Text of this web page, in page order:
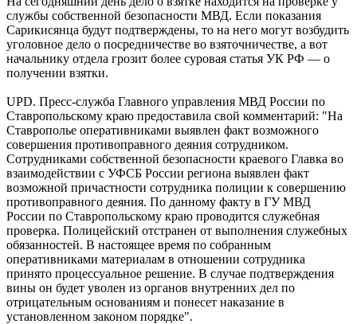
службы собственной безопасности МВД. Если показания
Сарикисянца будут подтверждены, то на него могут возбудить
уголовное дело о посредничестве во взяточничестве, а вот
начальнику отдела грозит более суровая статья УК РФ — о
получении взятки.
UPD. Пресс-служба Главного управления МВД России по
Ставропольскому краю предоставила свой комментарий: "На
Ставрополье оперативниками выявлен факт возможного
совершения противоправного деяния сотрудником.
Сотрудниками собственной безопасности краевого Главка во
взаимодействии с УФСБ России региона выявлен факт
возможной причастности сотрудника полиции к совершению
противоправного деяния. По данному факту в ГУ МВД
России по Ставропольскому краю проводится служебная
проверка. Полицейский отстранен от выполнения служебных
обязанностей. В настоящее время по собранным
оперативниками материалам в отношении сотрудника
принято процессуальное решение. В случае подтверждения
вины он будет уволен из органов внутренних дел по
отрицательным основаниям и понесет наказание в
установленном законом порядке".